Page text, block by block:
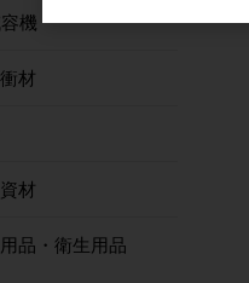
機
材
材
品・衛生用品